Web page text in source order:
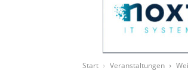
Start Veranstaltungen